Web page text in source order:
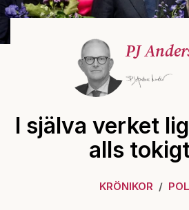
PJ
I själva verket
alls
KRÖNIKOR